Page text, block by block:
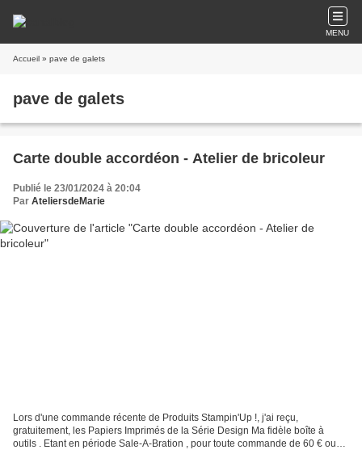
MENU
Accueil » pave de galets
pave de galets
Carte double accordéon - Atelier de bricoleur
Publié le 23/01/2024 à 20:04
Par AteliersdeMarie
Lors d'une commande récente de Produits Stampin'Up !, j'ai reçu,
gratuitement, les Papiers Imprimés de la Série Design Ma fidèle boîte à
outils . Etant en période Sale-A-Bration , pour toute commande de 60 € ou